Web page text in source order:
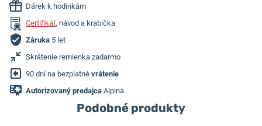
Dárek k hodinkám
Certifikát, návod a krabička
Záruka 5 let
Skrátenie remienka zadarmo
90 dní na bezplatné vrátenie
Autorizovaný predajca Alpina
Podobné produkty